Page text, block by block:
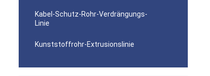
Kabel-Schutz-Rohr-Verdrängungs-
Linie
Kunststoffrohr-Extrusionslinie